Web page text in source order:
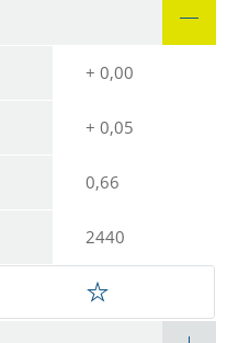
+ 0,00
+ 0,05
0,66
2440